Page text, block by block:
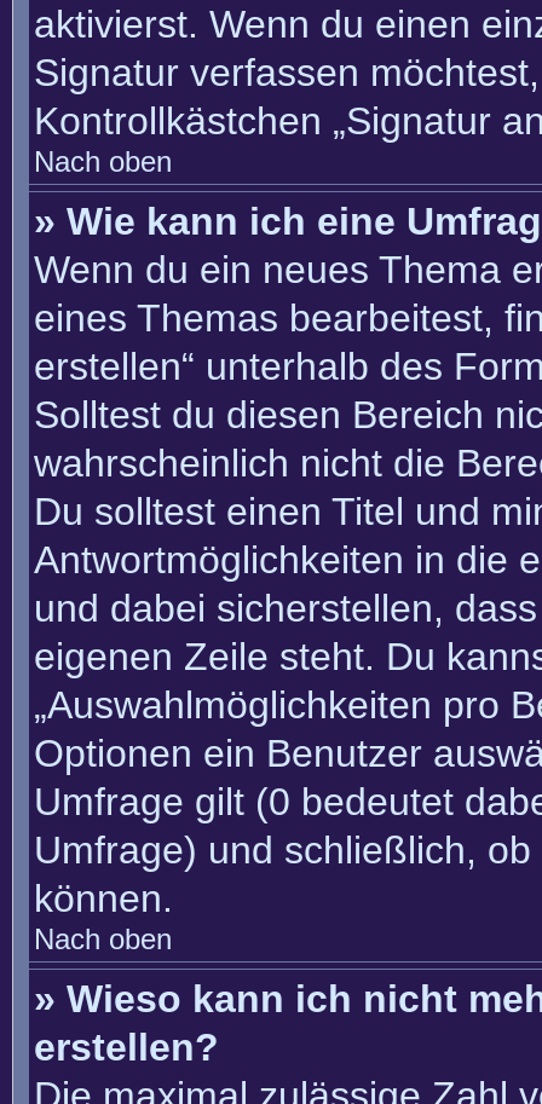
aktivierst. Wenn du einen
Signatur verfassen
Kontrollkästchen „Signatur
Nach oben
» Wie kann ich eine
Wenn du ein neues Thema
eines Themas bearbeitest,
erstellen“ unterhalb des
Solltest du diesen Bereich
wahrscheinlich nicht die
Du solltest einen Titel und
Antwortmöglichkeiten in die
und dabei sicherstellen,
eigenen Zeile steht. Du
„Auswahlmöglichkeiten pro
Optionen ein Benutzer
Umfrage gilt (0 bedeutet
Umfrage) und schließlich,
können.
Nach oben
» Wieso kann ich nicht
erstellen?